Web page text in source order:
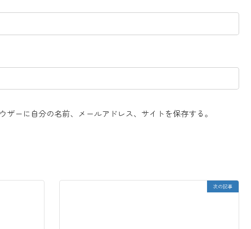
ーに自分の名前、メールアドレス、サイトを保存する。
次の記事